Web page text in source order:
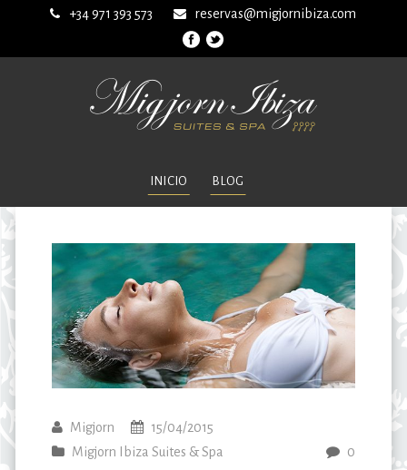
+34 971 393 573 reservas@migjornibiza.com
INICIO BLOG
Migjorn
15/04/2015
Migjorn Ibiza Suites & Spa
0